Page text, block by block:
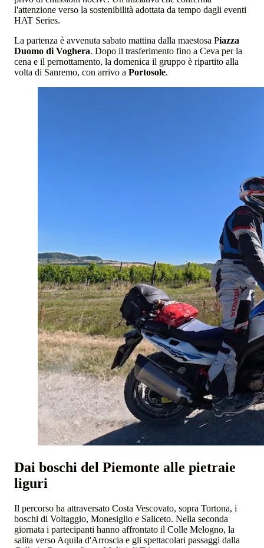
l'attenzione verso la sostenibilità adottata da tempo dagli eventi
HAT Series.
La partenza è avvenuta sabato mattina dalla maestosa Piazza
Duomo di Voghera. Dopo il trasferimento fino a Ceva per la
cena e il pernottamento, la domenica il gruppo è ripartito alla
volta di Sanremo, con arrivo a Portosole.
Dai boschi del Piemonte alle pietraie
liguri
Il percorso ha attraversato Costa Vescovato, sopra Tortona, i
boschi di Voltaggio, Monesiglio e Saliceto. Nella seconda
giornata i partecipanti hanno affrontato il Colle Melogno, la
salita verso Aquila d'Arroscia e gli spettacolari passaggi dalla